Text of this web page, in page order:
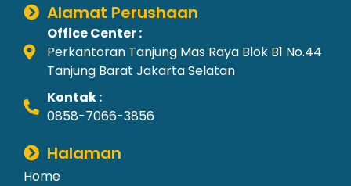
Alamat Perushaan
Office Center :
Perkantoran Tanjung Mas Raya Blok B1 No.44
Tanjung Barat Jakarta Selatan
Kontak :
0858-7066-3856
Halaman
Home